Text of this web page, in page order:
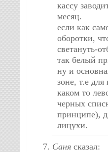
кассу
месяц.
если как
оборотки,
светануть-
так белый
ну и
зоне, т.е
каком то
черных
принципе),
лицухи.
Саня сказал: